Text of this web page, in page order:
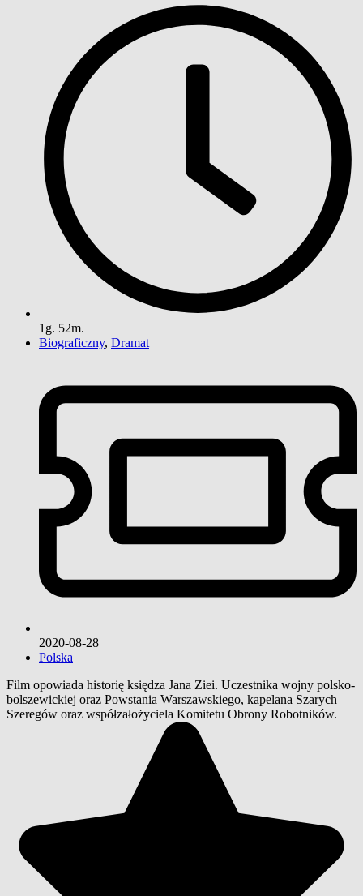
1g. 52m.
Biograficzny, Dramat
2020-08-28
Polska
Film opowiada historię księdza Jana Ziei. Uczestnika wojny polsko-
bolszewickiej oraz Powstania Warszawskiego, kapelana Szarych
Szeregów oraz współzałożyciela Komitetu Obrony Robotników.